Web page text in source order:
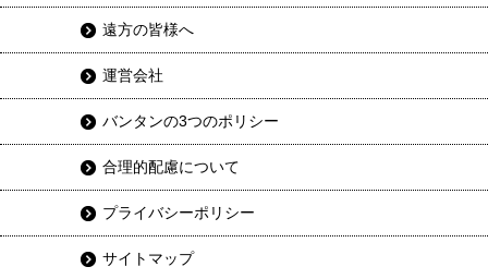
遠方の皆様へ
運営会社
バンタンの3つのポリシー
合理的配慮について
プライバシーポリシー
サイトマップ